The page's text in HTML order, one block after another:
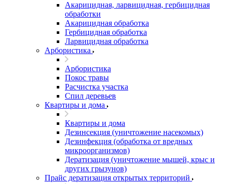
Акарицидная, ларвицидная, гербицидная
обработки
Акарицидная обработка
Гербицидная обработка
Ларвицидная обработка
Арбористика
Арбористика
Покос травы
Расчистка участка
Спил деревьев
Квартиры и дома
Квартиры и дома
Дезинсекция (уничтожение насекомых)
Дезинфекция (обработка от вредных
микроорганизмов)
Дератизация (уничтожение мышей, крыс и
других грызунов)
Прайс дератизация открытых территорий